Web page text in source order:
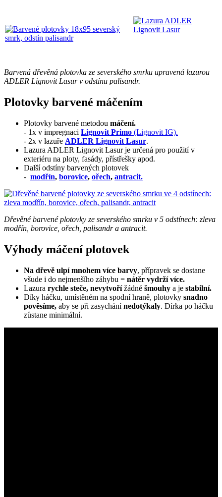
Barvená dřevěná plotovka ze severského smrku upravená lazurou
ADLER Lignovit Lasur v odstínu palisandr.
Plotovky barvené máčením
Plotovky barvené metodou máčení.
- 1x v impregnaci Lignovit Primo (Lignovit IG).
- 2x v lazuře ADLER Lignovit Lasur.
Lazura ADLER Lignovit Lasur je určená pro použití v
exteriéru na ploty, fasády, přístřešky apod.
Další odstíny barvených plotovek
- modřín, borovice, ořech, antracit.
Dřevěné barvené plotovky ze severského smrku v 5 odstínech: zleva
modřín, borovice, ořech, palisandr a antracit.
Výhody máčení plotovek
Na dřevě ulpí mnohem více barvy, přípravek se dostane
všude i do nejmenšího záhybu = nátěr vydrží více.
Lazura rychle steče, nevytvořížádné šmouhy a je stabilní.
Díky háčku, umístěném na spodní hraně, plotovky snadno
pověsíme, aby se při zasychánínedotýkaly. Dírka po háčku
zůstane minimální.